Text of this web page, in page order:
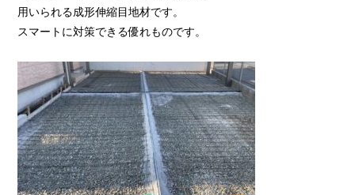
用いられる成形伸縮目地材です。
スマートに対策できる優れものです。